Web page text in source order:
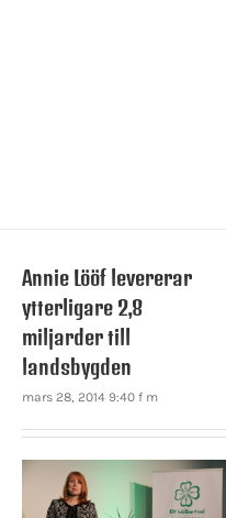
Annie Lööf levererar
ytterligare 2,8
miljarder till
landsbygden
mars 28, 2014 9:40 f m